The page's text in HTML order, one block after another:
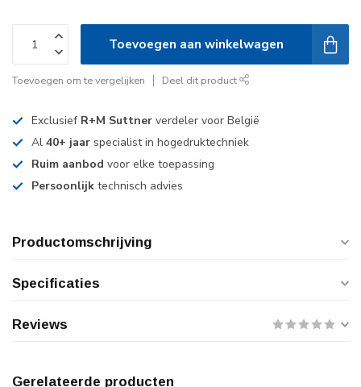
Toevoegen aan winkelwagen
Toevoegen om te vergelijken Deel dit product
Exclusief R+M Suttner verdeler voor België
Al 40+ jaar specialist in hogedruktechniek
Ruim aanbod voor elke toepassing
Persoonlijk technisch advies
Productomschrijving
Specificaties
Reviews
Gerelateerde producten